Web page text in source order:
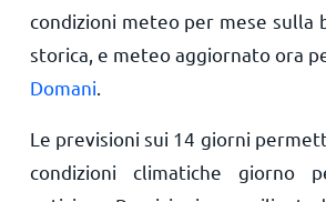
condizioni meteo per mese sulla
storica, e meteo aggiornato ora
Domani
Le previsioni sui 14 giorni
condizioni climatiche giorno